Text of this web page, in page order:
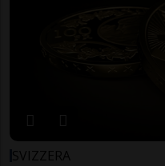
SVIZZERA